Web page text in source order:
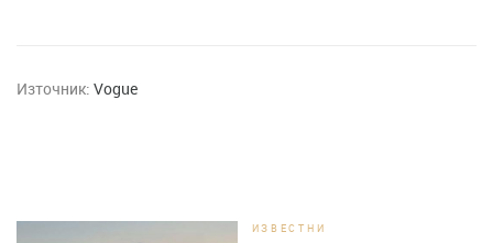
Източник: Vogue
ИЗВЕСТНИ